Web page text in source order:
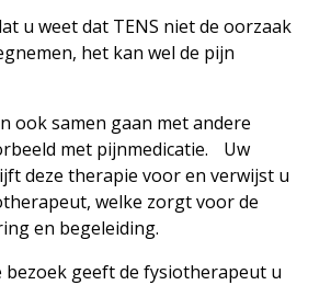
u weet dat TENS niet de oorzaak
het kan wel de pijn
ook samen gaan met andere
met pijnmedicatie. Uw
deze therapie voor en verwijst u
welke zorgt voor de
en begeleiding.
bezoek geeft de fysiotherapeut u